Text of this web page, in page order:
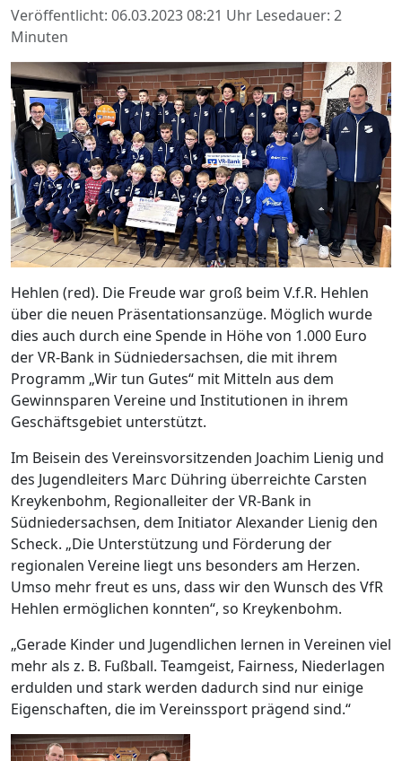
Veröffentlicht: 06.03.2023 08:21 Uhr Lesedauer: 2
Minuten
Hehlen (red). Die Freude war groß beim V.f.R. Hehlen
über die neuen Präsentationsanzüge. Möglich wurde
dies auch durch eine Spende in Höhe von 1.000 Euro
der VR-Bank in Südniedersachsen, die mit ihrem
Programm „Wir tun Gutes“ mit Mitteln aus dem
Gewinnsparen Vereine und Institutionen in ihrem
Geschäftsgebiet unterstützt.
Im Beisein des Vereinsvorsitzenden Joachim Lienig und
des Jugendleiters Marc Dühring überreichte Carsten
Kreykenbohm, Regionalleiter der VR-Bank in
Südniedersachsen, dem Initiator Alexander Lienig den
Scheck. „Die Unterstützung und Förderung der
regionalen Vereine liegt uns besonders am Herzen.
Umso mehr freut es uns, dass wir den Wunsch des VfR
Hehlen ermöglichen konnten“, so Kreykenbohm.
„Gerade Kinder und Jugendlichen lernen in Vereinen viel
mehr als z. B. Fußball. Teamgeist, Fairness, Niederlagen
erdulden und stark werden dadurch sind nur einige
Eigenschaften, die im Vereinssport prägend sind.“